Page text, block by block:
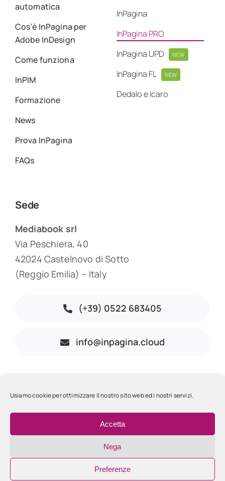
Usiamo cookie per ottimizzare il nostro sito web ed i nostri servizi.
Accetta
Nega
Preferenze
automatica
Cos’è InPagina per
Adobe InDesign
Come funziona
InPIM
Formazione
News
Prova InPagina
FAQs
InPagina
InPagina PRO
InPagina UPD
NEW
InPagina FL NEW
Dedalo e Icaro
Sede
Mediabook srl
Via Peschiera, 40
42024 Castelnovo di Sotto
(Reggio Emilia) – Italy
(+39) 0522 683405
info@inpagina.cloud
© 2026 • InPagina • All rights reserved • Powered by Mediabook.net
Back to top